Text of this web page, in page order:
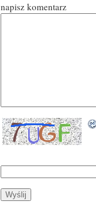
napisz komentarz